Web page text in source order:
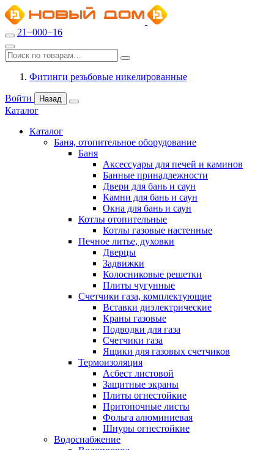
21−000−16
Фитинги резьбовые никелированные
Войти Назад
Каталог
Каталог
Баня, отопительное оборудование
Баня
Аксессуары для печей и каминов
Банные принадлежности
Двери для бань и саун
Камни для бань и саун
Окна для бань и саун
Котлы отопительные
Котлы газовые настенные
Печное литье, духовки
Дверцы
Задвижки
Колосниковые решетки
Плиты чугунные
Счетчики газа, комплектующие
Вставки диэлектрические
Краны газовые
Подводки для газа
Счетчики газа
Ящики для газовых счетчиков
Термоизоляция
Асбест листовой
Защитные экраны
Плиты огнестойкие
Притопочные листы
Фольга алюминиевая
Шнуры огнестойкие
Водоснабжение